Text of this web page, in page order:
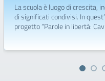
La scuola è luogo di crescita,
di significati condivisi. In
progetto “Parole in libertà: